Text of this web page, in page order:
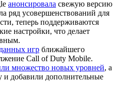
анонсировала свежую версию
ряд усовершенствований для
теперь поддерживаются
настройки, что делает
игр ближайшего
Call of Duty Mobile.
множество новых уровней, а
и добавили дополнительные